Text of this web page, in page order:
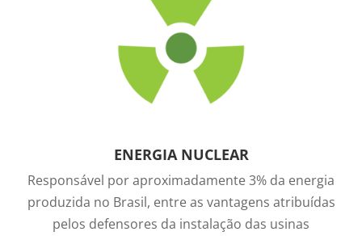
ENERGIA NUCLEAR
Responsável por aproximadamente 3% da energia
produzida no Brasil, entre as vantagens atribuídas
pelos defensores da instalação das usinas